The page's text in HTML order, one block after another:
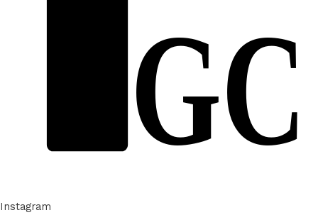
GC
Instagram